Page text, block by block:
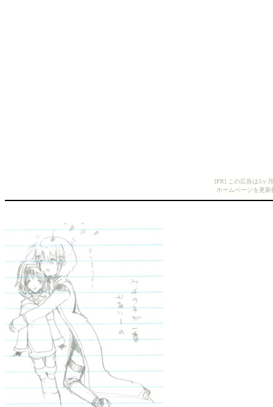
[PR] この広告は3ヶ
ホームページを更